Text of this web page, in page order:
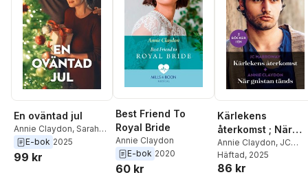
En oväntad jul
Annie Claydon, Sarah
Morgan,Dani Collins
Karen Booth
E-bok 2025
99 kr
Best Friend To
Royal Bride
Annie Claydon
E-bok 2020
60 kr
Kärlekens
återkomst ; När
gnistan tänds
Annie Claydon, JC
Harroway
Häftad, 2025
86 kr